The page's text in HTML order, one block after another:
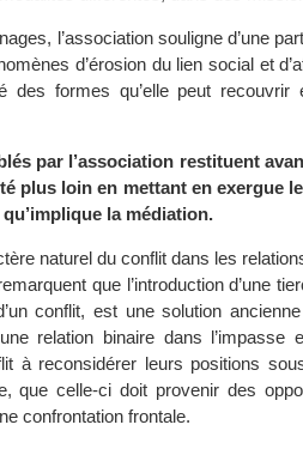
l’association souligne d’une
d’érosion du lien social et
des formes qu’elle peut
par l’association restituent
plus loin en mettant en exergue
la médiation.
naturel du conflit dans les
que l’introduction d’une
conflit, est une solution
relation binaire dans l’impasse
à reconsidérer leurs positions
que celle-ci doit provenir des
confrontation frontale.